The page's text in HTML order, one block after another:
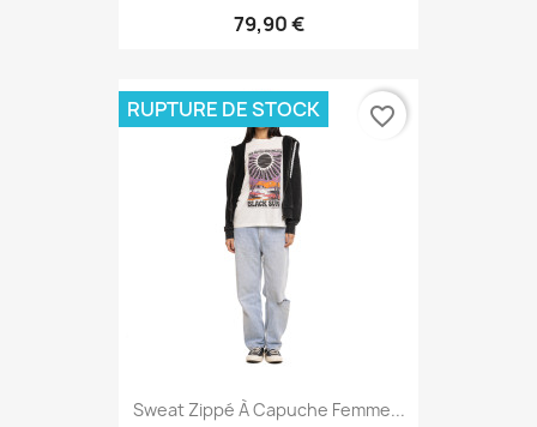
79,90 €
Sweat Zippé À Capuche Femme...
RUPTURE DE STOCK favorite_border